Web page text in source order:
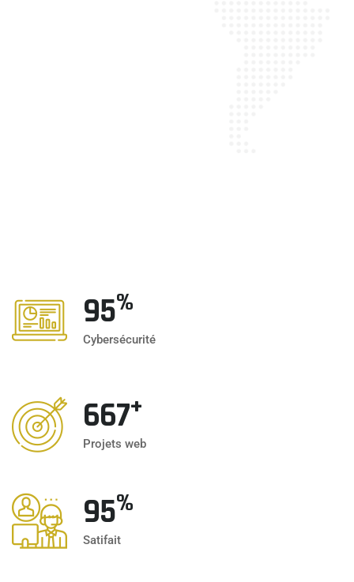
100%
Cybersécurité
667+
Projets web
100%
Satifait